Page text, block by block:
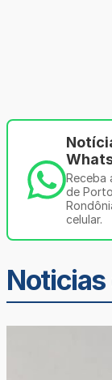
Receba
de
celular.
Noticias